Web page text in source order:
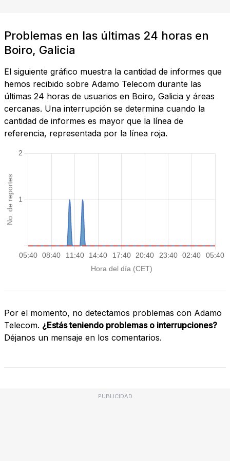
Problemas en las últimas 24 horas en
Boiro, Galicia
El siguiente gráfico muestra la cantidad de informes que
hemos recibido sobre Adamo Telecom durante las
últimas 24 horas de usuarios en Boiro, Galicia y áreas
cercanas. Una interrupción se determina cuando la
cantidad de informes es mayor que la línea de
referencia, representada por la línea roja.
Por el momento, no detectamos problemas con Adamo
Telecom. ¿Estás teniendo problemas o interrupciones?
Déjanos un mensaje en los comentarios.
PUBLICIDAD